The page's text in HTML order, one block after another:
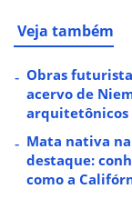
Veja também
Obras
acervo de
arquitetônicos
Mata nativa
destaque:
como a